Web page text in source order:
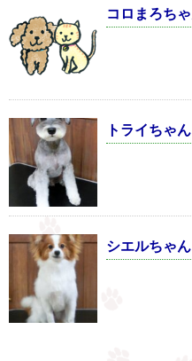
コロまろち
トライちゃん
シエルちゃん